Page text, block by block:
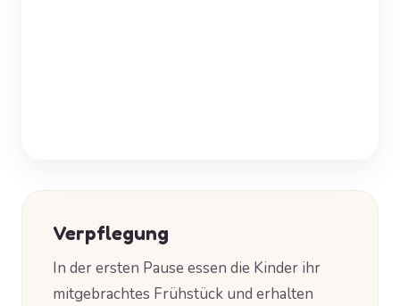
Verpflegung
In der ersten Pause essen die Kinder ihr
mitgebrachtes Frühstück und erhalten